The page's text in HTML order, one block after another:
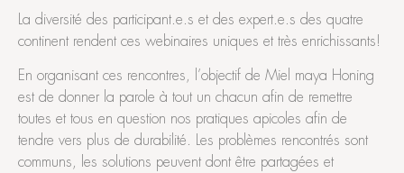
La diversité des participant.e.s et des expert.e.s des quatre
continent rendent ces webinaires uniques et très enrichissants!
En organisant ces rencontres, l’objectif de Miel maya Honing
est de donner la parole à tout un chacun afin de remettre
toutes et tous en question nos pratiques apicoles afin de
tendre vers plus de durabilité. Les problèmes rencontrés sont
communs, les solutions peuvent dont être partagées et